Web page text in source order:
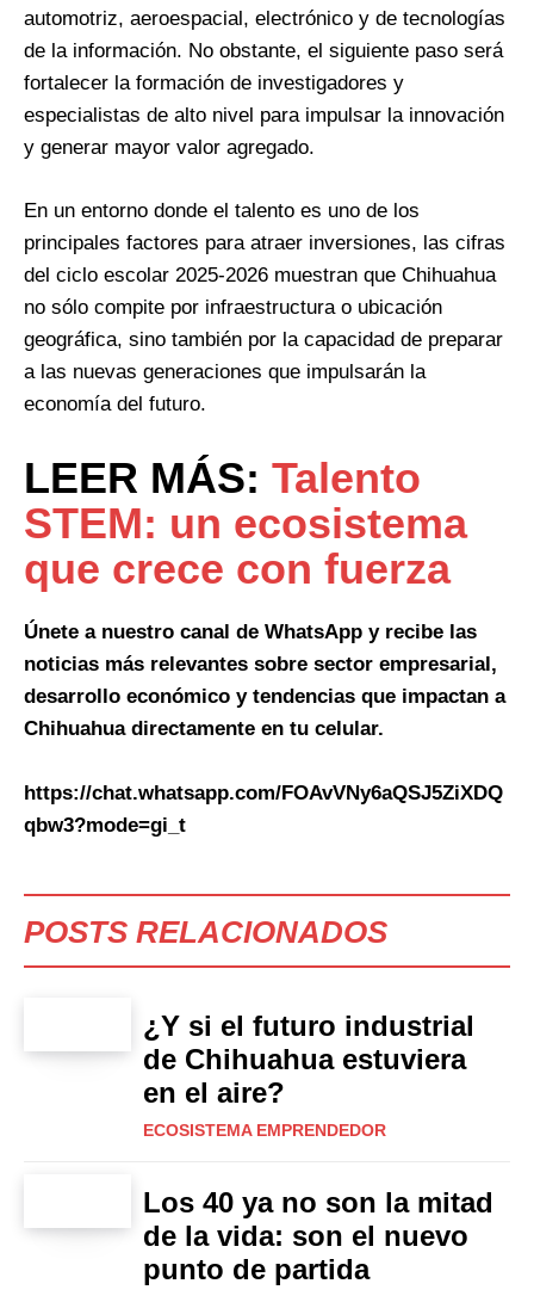
automotriz, aeroespacial, electrónico y de tecnologías
de la información. No obstante, el siguiente paso será
fortalecer la formación de investigadores y
especialistas de alto nivel para impulsar la innovación
y generar mayor valor agregado.
En un entorno donde el talento es uno de los
principales factores para atraer inversiones, las cifras
del ciclo escolar 2025-2026 muestran que Chihuahua
no sólo compite por infraestructura o ubicación
geográfica, sino también por la capacidad de preparar
a las nuevas generaciones que impulsarán la
economía del futuro.
LEER MÁS: Talento
STEM: un ecosistema
que crece con fuerza
Únete a nuestro canal de WhatsApp y recibe las
noticias más relevantes sobre sector empresarial,
desarrollo económico y tendencias que impactan a
Chihuahua directamente en tu celular.
https://chat.whatsapp.com/FOAvVNy6aQSJ5ZiXDQ
qbw3?mode=gi_t
POSTS RELACIONADOS
¿Y si el futuro industrial
de Chihuahua estuviera
en el aire?
ECOSISTEMA EMPRENDEDOR
Los 40 ya no son la mitad
de la vida: son el nuevo
punto de partida